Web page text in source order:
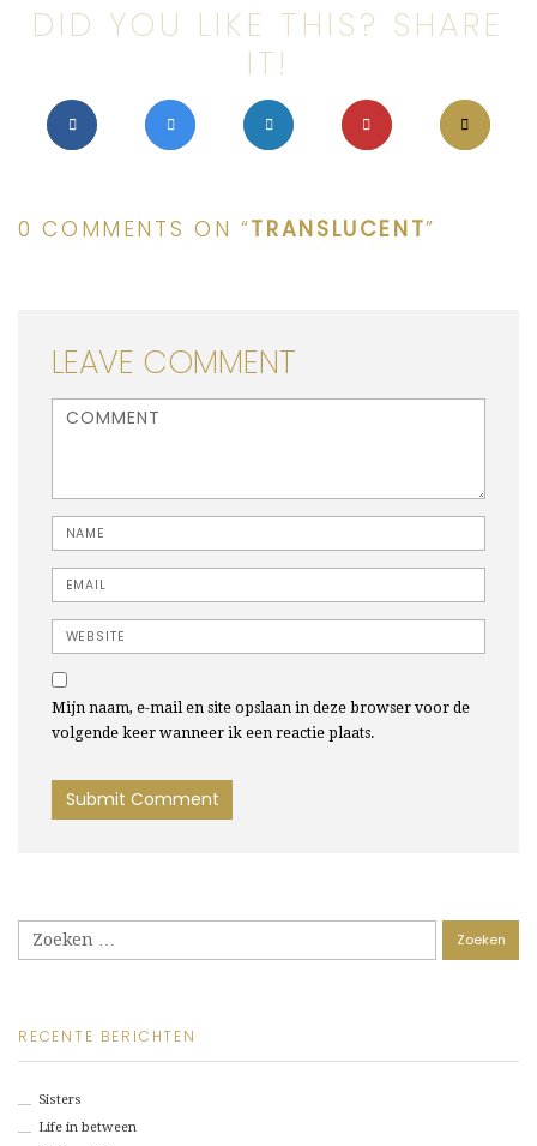
DID YOU LIKE THIS? SHARE
IT!
0 COMMENTS ON “TRANSLUCENT”
LEAVE COMMENT
Name
Email
Website
Mijn naam, e-mail en site opslaan in deze browser voor de
volgende keer wanneer ik een reactie plaats.
naar:
RECENTE BERICHTEN
Sisters
Life in between